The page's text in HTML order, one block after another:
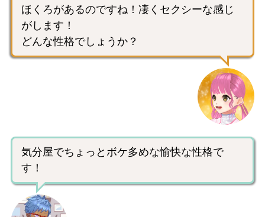
ほくろがあるのですね！凄くセクシーな感じ
がします！
どんな性格でしょうか？
気分屋でちょっとボケ多めな愉快な性格で
す！